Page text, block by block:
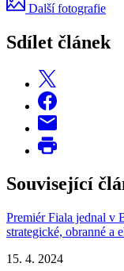
Další fotografie
Sdílet článek
Související
Premiér Fiala jednal v
strategické, obranné a
15. 4. 2024